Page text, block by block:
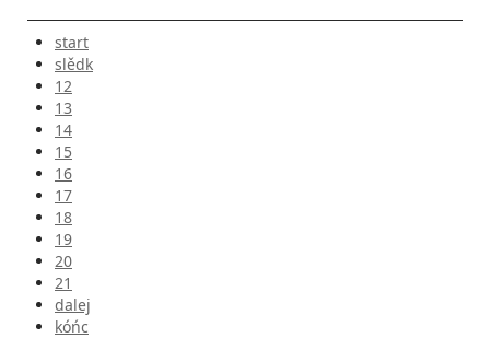
start
slědk
12
13
14
15
16
17
18
19
20
21
dalej
kóńc